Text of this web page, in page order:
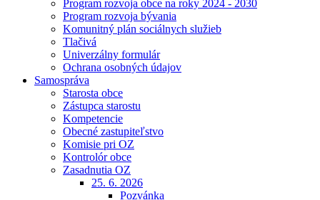
Program rozvoja obce na roky 2024 - 2030
Program rozvoja bývania
Komunitný plán sociálnych služieb
Tlačivá
Univerzálny formulár
Ochrana osobných údajov
Samospráva
Starosta obce
Zástupca starostu
Kompetencie
Obecné zastupiteľstvo
Komisie pri OZ
Kontrolór obce
Zasadnutia OZ
25. 6. 2026
Pozvánka